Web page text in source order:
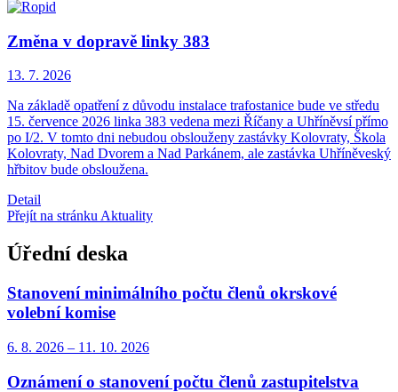
Změna v dopravě linky 383
13. 7. 2026
Na základě opatření z důvodu instalace trafostanice bude ve středu
15. července 2026 linka 383 vedena mezi Říčany a Uhříněvsí přímo
po I/2. V tomto dni nebudou obslouženy zastávky Kolovraty, Škola
Kolovraty, Nad Dvorem a Nad Parkánem, ale zastávka Uhříněveský
hřbitov bude obsloužena.
Detail
Přejít na stránku Aktuality
Úřední deska
Stanovení minimálního počtu členů okrskové
volební komise
6. 8. 2026 – 11. 10. 2026
Oznámení o stanovení počtu členů zastupitelstva